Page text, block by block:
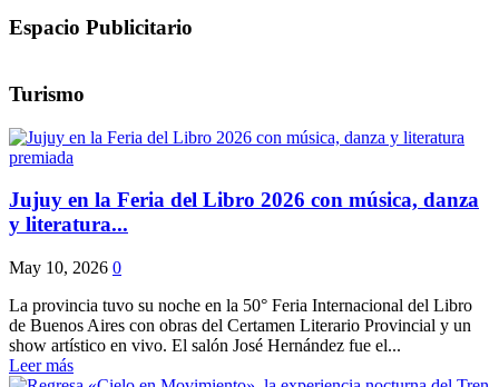
Espacio Publicitario
Turismo
Jujuy en la Feria del Libro 2026 con música, danza
y literatura...
May 10, 2026 0
La provincia tuvo su noche en la 50° Feria Internacional del Libro
de Buenos Aires con obras del Certamen Literario Provincial y un
show artístico en vivo. El salón José Hernández fue el...
Leer más